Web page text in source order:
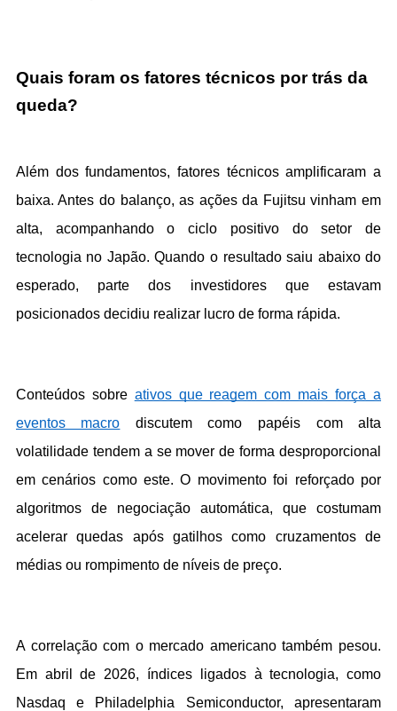
Quais foram os fatores técnicos por trás da
queda?
Além dos fundamentos, fatores técnicos amplificaram a
baixa. Antes do balanço, as ações da Fujitsu vinham em
alta, acompanhando o ciclo positivo do setor de
tecnologia no Japão. Quando o resultado saiu abaixo do
esperado, parte dos investidores que estavam
posicionados decidiu realizar lucro de forma rápida.
Conteúdos sobre ativos que reagem com mais força a
eventos macro discutem como papéis com alta
volatilidade tendem a se mover de forma desproporcional
em cenários como este. O movimento foi reforçado por
algoritmos de negociação automática, que costumam
acelerar quedas após gatilhos como cruzamentos de
médias ou rompimento de níveis de preço.
A correlação com o mercado americano também pesou.
Em abril de 2026, índices ligados à tecnologia, como
Nasdaq e Philadelphia Semiconductor, apresentaram